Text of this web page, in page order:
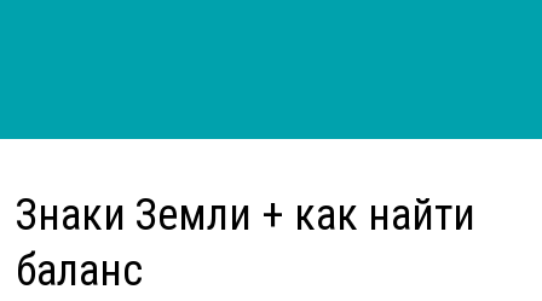
Знаки Земли + как найти
баланс